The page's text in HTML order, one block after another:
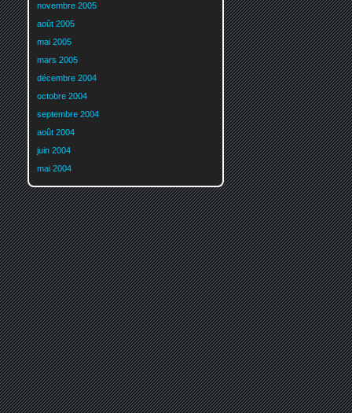
novembre 2005
août 2005
mai 2005
mars 2005
décembre 2004
octobre 2004
septembre 2004
août 2004
juin 2004
mai 2004